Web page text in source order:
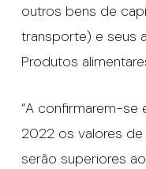
outros bens de
transporte) e seus
Produtos
“A confirmarem-se
2022 os valores
serão superiores